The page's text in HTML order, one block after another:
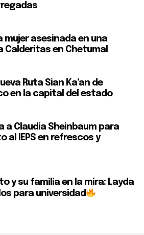
mujer asesinada en una
Calderitas en Chetumal
Ruta Sian Ka’an de
en la capital del estado
a Claudia Sheinbaum para
al IEPS en refrescos y
y su familia en la mira: Layda
para universidad